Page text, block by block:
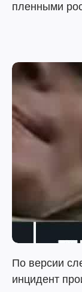
пленными
По версии
инцидент